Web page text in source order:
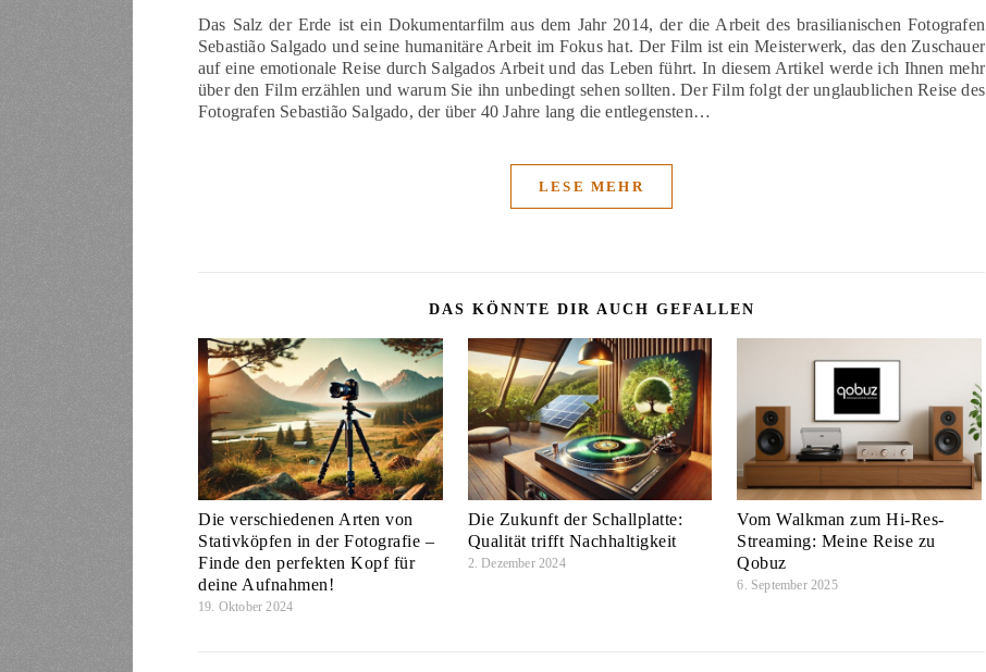
Das Salz der Erde ist ein Dokumentarfilm aus dem Jahr 2014, der die Arbeit des brasilianischen Fotografen
Sebastião Salgado und seine humanitäre Arbeit im Fokus hat. Der Film ist ein Meisterwerk, das den Zuschauer
auf eine emotionale Reise durch Salgados Arbeit und das Leben führt. In diesem Artikel werde ich Ihnen mehr
über den Film erzählen und warum Sie ihn unbedingt sehen sollten. Der Film folgt der unglaublichen Reise des
Fotografen Sebastião Salgado, der über 40 Jahre lang die entlegensten…
LESE MEHR
DAS KÖNNTE DIR AUCH GEFALLEN
Die verschiedenen Arten von
Stativköpfen in der Fotografie –
Finde den perfekten Kopf für
deine Aufnahmen!
19. Oktober 2024
Die Zukunft der Schallplatte:
Qualität trifft Nachhaltigkeit
2. Dezember 2024
Vom Walkman zum Hi-Res-
Streaming: Meine Reise zu
Qobuz
6. September 2025